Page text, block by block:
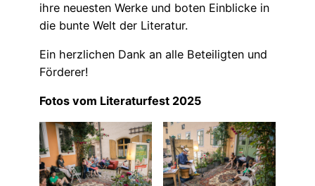
ihre neuesten Werke und boten Einblicke in
die bunte Welt der Literatur.
Ein herzlichen Dank an alle Beteiligten und
Förderer!
Fotos vom Literaturfest 2025